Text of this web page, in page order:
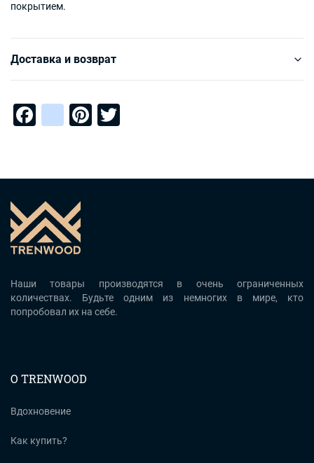
покрытием.
Доставка и возврат
Facebook
instagram
Pinterest
Наши товары производятся в очень ограниченных
количествах. Будьте одним из немногих в мире, кто
попробовал их на себе.
О TRENWOOD
Вдохновение
Как купить?